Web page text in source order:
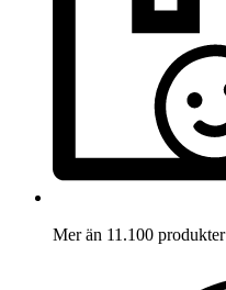
Mer än 11.100 produkter